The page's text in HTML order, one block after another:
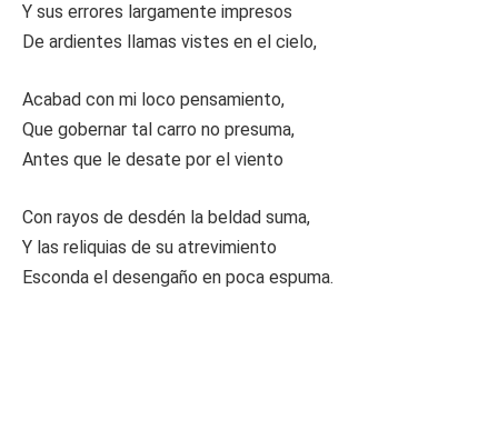
Y sus errores largamente impresos
De ardientes llamas vistes en el cielo,
Acabad con mi loco pensamiento,
Que gobernar tal carro no presuma,
Antes que le desate por el viento
Con rayos de desdén la beldad suma,
Y las reliquias de su atrevimiento
Esconda el desengaño en poca espuma.